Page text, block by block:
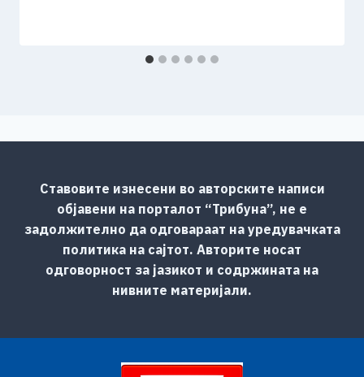
Ставовите изнесени во авторските написи
објавени на порталот “Трибуна”, не е
задолжително да одговараат на уредувачката
политика на сајтот. Авторите носат
одговорност за јазикот и содржината на
нивните материјали.